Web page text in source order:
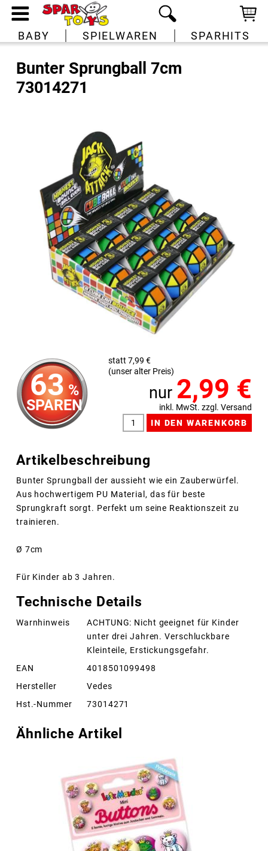
BABY SPIELWAREN SPARHITS
Bunter Sprungball 7cm
73014271
63 %
SPAREN
statt 7,99 €
(unser alter Preis)
nur 2,99 €
inkl. MwSt. zzgl. Versand
Artikelbeschreibung
Bunter Sprungball der aussieht wie ein Zauberwürfel.
Aus hochwertigem PU Material, das für beste
Sprungkraft sorgt. Perfekt um seine Reaktionszeit zu
trainieren.
Ø 7cm
Für Kinder ab 3 Jahren.
Technische Details
Warnhinweis
ACHTUNG: Nicht geeignet für Kinder
unter drei Jahren. Verschluckbare
Kleinteile, Erstickungsgefahr.
EAN
4018501099498
Hersteller
Vedes
Hst.-Nummer
73014271
Ähnliche Artikel